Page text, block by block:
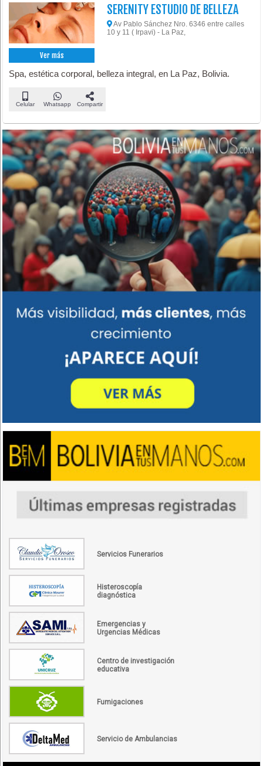
Ver más
SERENITY ESTUDIO DE BELLEZA
Av Pablo Sánchez Nro. 6346 entre calles
10 y 11 ( Irpavi) - La Paz,
Spa, estética corporal, belleza integral, en La Paz, Bolivia.
Celular Whatsapp Compartir
Servicios Funerarios
Histeroscopía
diagnóstica
Emergencias y
Urgencias Médicas
Centro de investigación
educativa
Fumigaciones
Servicio de Ambulancias